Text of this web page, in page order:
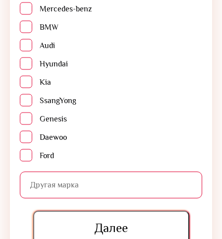
Mercedes-benz
BMW
Audi
Hyundai
Kia
SsangYong
Genesis
Daewoo
Ford
Далее